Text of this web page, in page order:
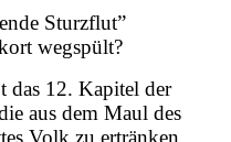
Sturzflut”
wegspült?
das 12. Kapitel der
aus dem Maul des